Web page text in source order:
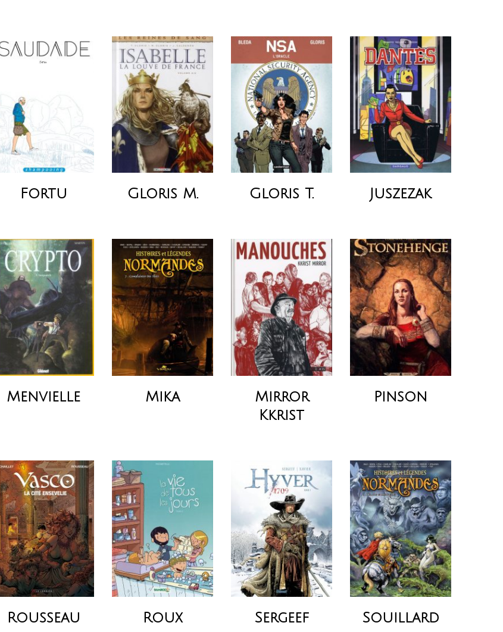
Fortu Gloris M. Gloris T. Juszezak
Menvielle Mika
Mirror
Kkrist
Pinson
Rousseau Roux Sergeef Souillard